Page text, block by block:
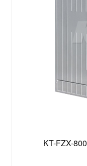
KT-FZX-